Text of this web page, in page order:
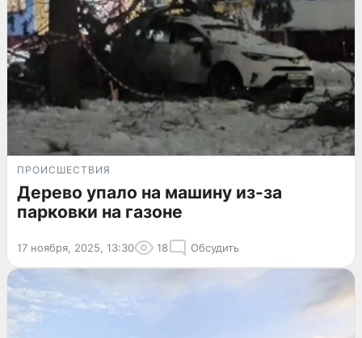
ПРОИСШЕСТВИЯ
Дерево упало на машину из-за
парковки на газоне
17 ноября, 2025, 13:30 18 Обсудить